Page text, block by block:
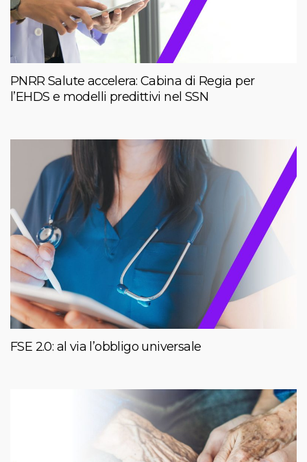
PNRR Salute accelera: Cabina di Regia per
l’EHDS e modelli predittivi nel SSN
FSE 2.0: al via l’obbligo universale